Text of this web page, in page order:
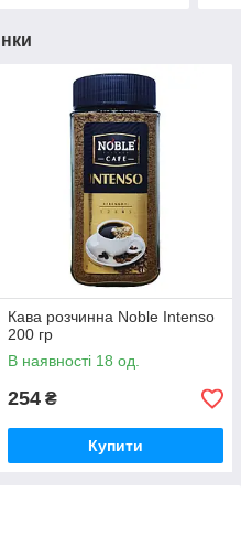
Кава розчинна Noble Intenso
200 гр
В наявності 18 од.
254 ₴
Купити